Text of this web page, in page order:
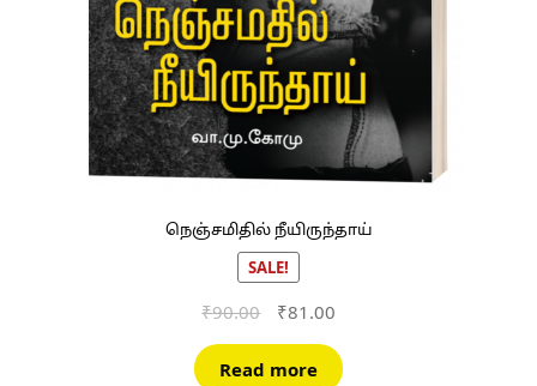
நெஞ்சமிதில் நீயிருந்தாய்
SALE!
₹90.00
Original
was:
₹81.00Current
is:
Read more